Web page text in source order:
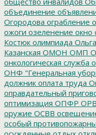
объединение
Огородова ограбление
ожоги озеленение окно
Костюк олимпиада
Казанская ОМОН ОМП
онкологическая служба
ОНФ "Генеральная
должник оплата труда
оправдательный
оптимизация ОПФР
оружие ОСВВ
особый